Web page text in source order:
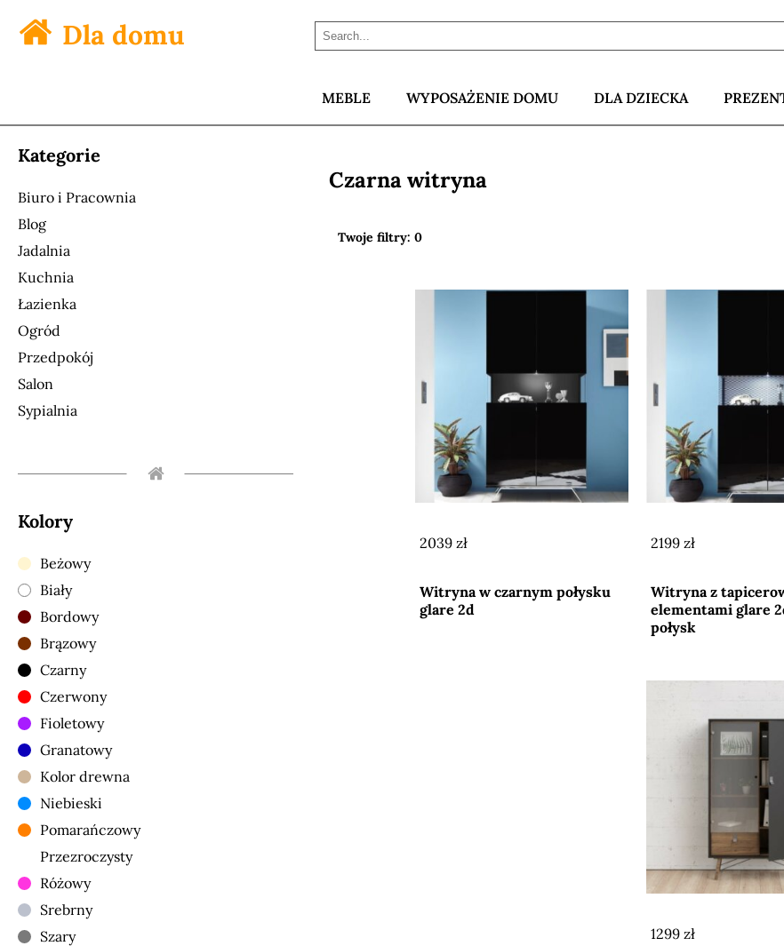
Dla domu
MEBLE WYPOSAŻENIE DOMU DLA DZIECKA
Kategorie
Biuro i Pracownia
Blog
Jadalnia
Kuchnia
Łazienka
Ogród
Przedpokój
Salon
Sypialnia
Kolory
Beżowy
Biały
Bordowy
Brązowy
Czarny
Czerwony
Fioletowy
Granatowy
Kolor drewna
Niebieski
Pomarańczowy
Przezroczysty
Różowy
Srebrny
Szary
Czarna witryna
Twoje filtry: 0
2039 zł
Witryna w czarnym połysku
glare 2d
2199 zł
Witryna z
elementami glare
połysk
1299 zł